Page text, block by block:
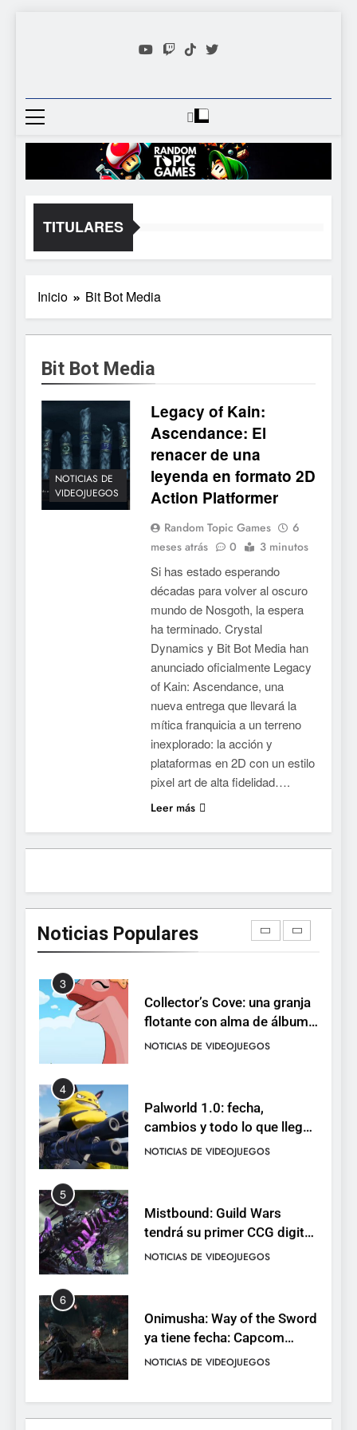
Random
Games
Videojuego Favorito
TITULARES
Inicio Bit Bot Media
Bit Bot Media
NOTICIAS DE
VIDEOJUEGOS
Legacy of Kain:
Ascendance: El
renacer de una
leyenda en formato 2D
Action Platformer
Random Topic Games
6
meses atrás
0 3 minutos
Si has estado esperando
décadas para volver al oscuro
mundo de Nosgoth, la espera
ha terminado. Crystal
Dynamics y Bit Bot Media han
anunciado oficialmente Legacy
of Kain: Ascendance, una
nueva entrega que llevará la
mítica franquicia a un terreno
inexplorado: la acción y
plataformas en 2D con un estilo
pixel art de alta fidelidad….
Leer más
Noticias Populares
Mistbound: Guild Wars
tendrá su primer CCG digital
para PC y móviles
NOTICIAS DE VIDEOJUEGOS
6
Onimusha: Way of the Sword
ya tiene fecha: Capcom
reservas
NOTICIAS DE VIDEOJUEGOS
No Rest for the Wicked
confirma su versión 1.0 para
octubre en PS5 y PC
NOTICIAS DE VIDEOJUEGOS
Stuntman: Hollywood
devuelve el espectáculo de
la conducción acrobática a
PS5, Xbox Series X|S y PC
NOTICIAS DE VIDEOJUEGOS
Ragnarok Origin: Classic ya
está disponible, y es el único
RO F2P-friendly de la saga
NOTICIAS DE VIDEOJUEGOS
Humble Choice de julio
Neon White en el mismo
pack
NOTICIAS DE VIDEOJUEGOS
3
Collector’s Cove: una granja
flotante con alma de álbum
de cromos
NOTICIAS DE VIDEOJUEGOS
4
Palworld 1.0: fecha,
cambios y todo lo que llega
con el lanzamiento
NOTICIAS DE VIDEOJUEGOS
5
Mistbound: Guild Wars
tendrá su primer CCG digital
para PC y móviles
NOTICIAS DE VIDEOJUEGOS
6
Onimusha: Way of the Sword
ya tiene fecha: Capcom
lanza demo gratuita y abre
NOTICIAS DE VIDEOJUEGOS
7
No Rest for the Wicked